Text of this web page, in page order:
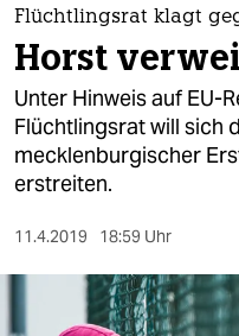
themen
politik
öko
gesellschaft
kultur
sport
Flüchtlingsrat klagt
Horst
Unter Hinweis auf EU-
Flüchtlingsrat will sich
mecklenburgischer
erstreiten.
11.4.2019 18:59 Uhr